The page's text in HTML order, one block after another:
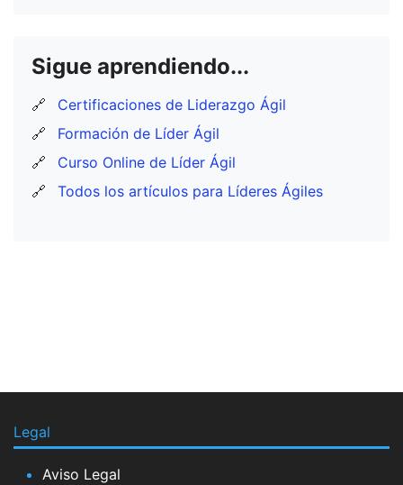
Sigue aprendiendo...
🔗
Certificaciones de Liderazgo Ágil
🔗
Formación de Líder Ágil
🔗
Curso Online de Líder Ágil
🔗
Todos los artículos para Líderes Ágiles
Legal
Aviso Legal